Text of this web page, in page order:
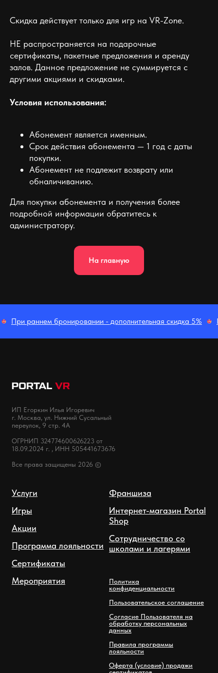
Скидка действует только для игр на VR-Zone.
НЕ распространяется на подарочные
сертификаты, пакетные предложения и аренду
залов. Данное предложение не суммируется с
другими акциями и скидками.
Условия использования:
Абонемент является именным.
Срок действия абонемента — 1 год с даты
покупки.
Абонемент не подлежит возврату или
обналичиванию.
Для покупки абонемента и получения более
подробной информации обратитесь к
администратору.
На главную
При раннем бронировании - дополнительная скидка 5%
ИП Егоркин Илья Игоревич
г. Москва, ул. Нижний Сусальный
переулок, 9 стр. 4А
ОГРНИП 324774600626223 от
18.09.2024 г. , ИНН 505441673676
Все права защищены 2026 ©
Услуги
Игры
Акции
Программа лояльности
Сертификаты
Мероприятия
Франшиза
Интернет-магазин Portal
Shop
Сотрудничество со
школами и лагерями
Политика
конфиденциальности
Пользовательское соглашение
Согласие Пользователя на
обработку персональных
данных
Правила программы
лояльности
Оферта (условие) продажи